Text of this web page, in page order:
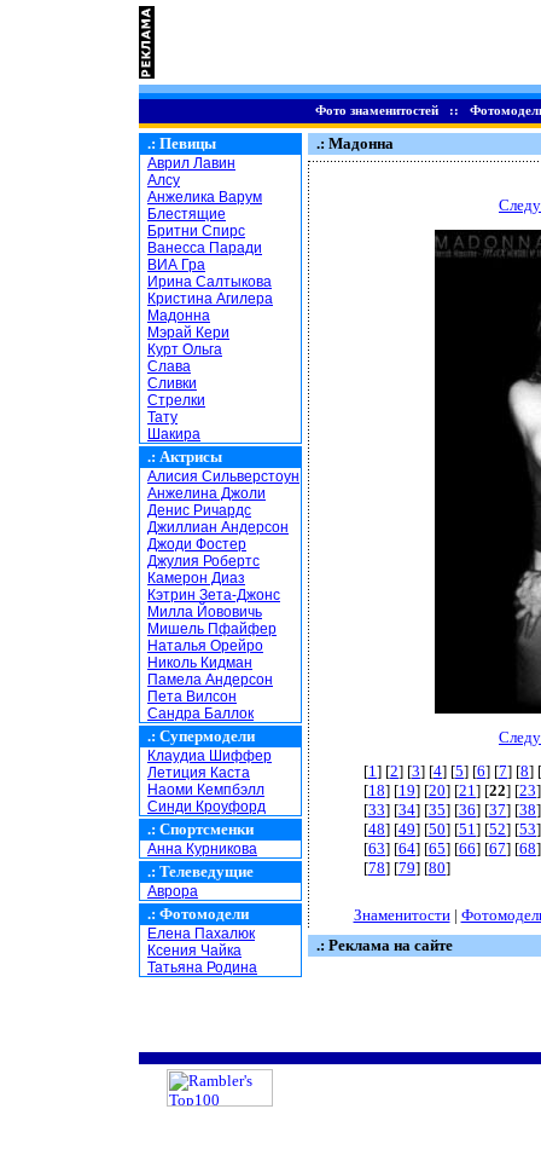
Фото знаменитостей::
.: Певицы
Аврил Лавин
Алсу
Анжелика Варум
Блестящие
Бритни Спирс
Ванесса Паради
ВИА Гра
Ирина Салтыкова
Кристина Агилера
Мадонна
Мэрай Кери
Курт Ольга
Слава
Сливки
Стрелки
Тату
Шакира
.: Актрисы
Алисия Сильверстоун
Анжелина Джоли
Денис Ричардс
Джиллиан Андерсон
Джоди Фостер
Джулия Робертс
Камерон Диаз
Кэтрин Зета-Джонс
Милла Йововичь
Мишель Пфайфер
Наталья Орейро
Николь Кидман
Памела Андерсон
Пета Вилсон
Сандра Баллок
.: Супермодели
Клаудиа Шиффер
Летиция Каста
Наоми Кемпбэлл
Синди Кроуфорд
.: Спортсменки
Анна Курникова
.: Телеведущие
Аврора
.: Фотомодели
Елена Пахалюк
Ксения Чайка
Татьяна Родина
.: Мадонна
[1] [2] [3] [4] [5] [6] [7] [8] [
[18] [19] [20] [21] [22] [23
[33] [34] [35] [36] [37] [38
[48] [49] [50] [51] [52] [53
[63] [64] [65] [66] [67] [68
[78] [79] [80]
Знаменитости|
.: Реклама на сайте